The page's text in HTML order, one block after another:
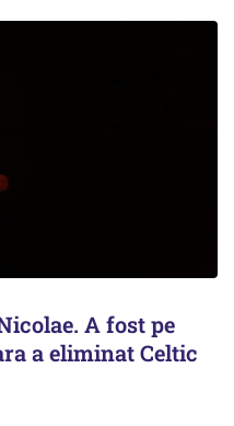
A fost pe
a eliminat Celtic